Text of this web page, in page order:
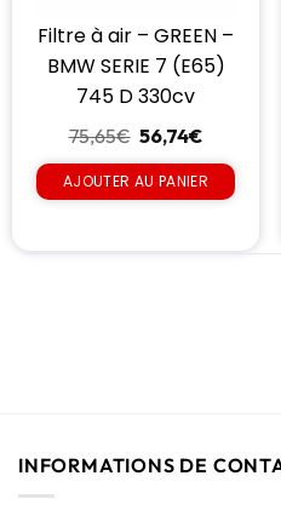
Filtre à air – GREEN –
BMW SERIE 7 (E65)
745 D 330cv
75,65€ 56,74€
AJOUTER AU PANIER
INFORMATIONS DE